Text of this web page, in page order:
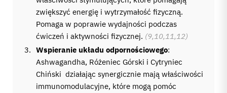
zwiększyć energię i wytrzymałość fizyczną.
Pomaga w poprawie wydajności podczas
ćwiczeń i aktywności fizycznej. (9,10,11,12)
Wspieranie układu odpornościowego:
Ashwagandha, Różeniec Górski i Cytryniec
Chiński działając synergicznie mają właściwości
immunomodulacyjne, które mogą pomóc